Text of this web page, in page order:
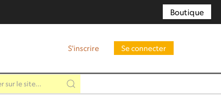
Boutique
S'inscrire Se connecter